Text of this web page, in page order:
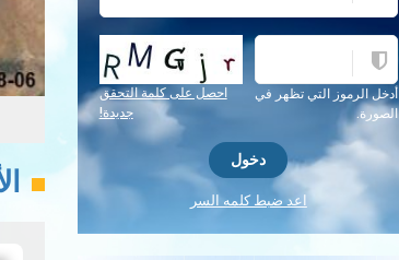
أدخل الرموز التي تظهر في
الصورة.
احصل على كلمة التحقق
جديدة!
اعد ضبط كلمه السر